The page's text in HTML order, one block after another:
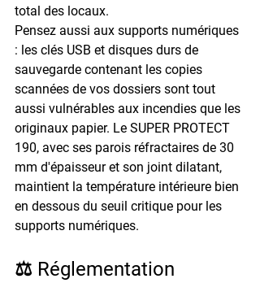
total des locaux.
Pensez aussi aux supports numériques
: les clés USB et disques durs de
sauvegarde contenant les copies
scannées de vos dossiers sont tout
aussi vulnérables aux incendies que les
originaux papier. Le SUPER PROTECT
190, avec ses parois réfractaires de 30
mm d'épaisseur et son joint dilatant,
maintient la température intérieure bien
en dessous du seuil critique pour les
supports numériques.
⚖️ Réglementation